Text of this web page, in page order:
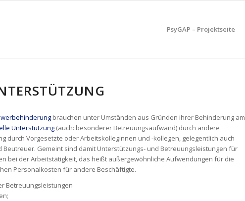
PsyGAP – Projektseite
brauchen unter Umständen aus Gründen ihrer Behinderung am
Unterstützung (auch: besonderer Betreuungsaufwand) durch andere
durch Vorgesetzte oder Arbeitskolleginnen und -kollegen, gelegentlich auch
Gemeint sind damit Unterstützungs- und Betreuungsleistungen für
bei der Arbeitstätigkeit, das heißt außergewöhnliche Aufwendungen für die
Personalkosten für andere Beschäftigte.
Betreuungsleistungen